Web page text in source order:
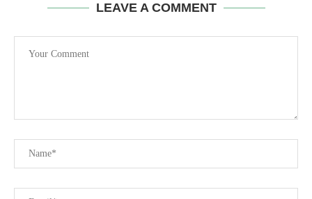
LEAVE A COMMENT